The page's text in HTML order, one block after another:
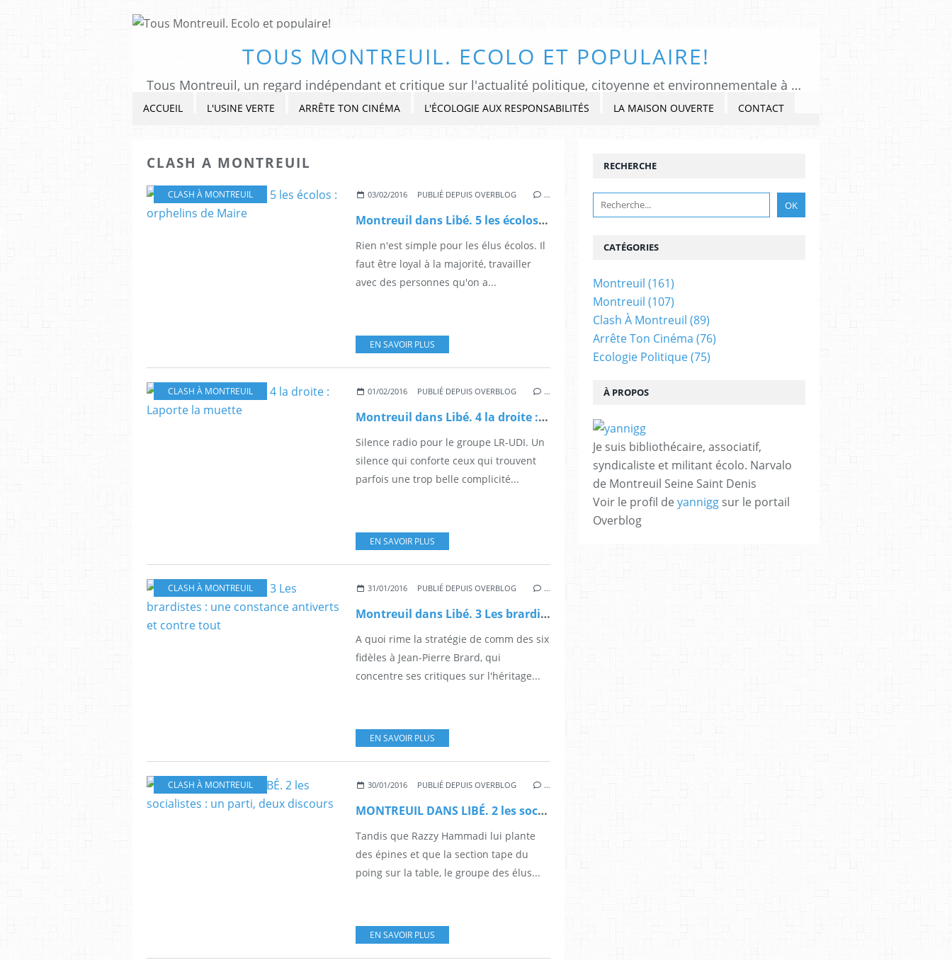
TOUS MONTREUIL. ECOLO ET POPULAIRE!
Tous Montreuil, un regard indépendant et critique sur l'actualité politique, citoyenne et environnementale à Montreuil sous Bois, Seine-Saint-Denis. Veiller, Lancer l'alerte, commenter et critiquer l'exercice du pouvoir, s'impliquer dans la Cité, au présent et au futur!
ACCUEIL L'USINE VERTE ARRÊTE TON CINÉMA L'ÉCOLOGIE AUX RESPONSABILITÉS LA MAISON OUVERTE CONTACT
CLASH A MONTREUIL
CLASH À MONTREUIL 03/02/2016 PUBLIÉ DEPUIS OVERBLOG …
Montreuil dans Libé. 5 les écolos : orphelins de Maire
Rien n'est simple pour les élus écolos. Il
faut être loyal à la majorité, travailler
avec des personnes qu'on a...
EN SAVOIR PLUS
CLASH À MONTREUIL 01/02/2016 PUBLIÉ DEPUIS OVERBLOG …
Montreuil dans Libé. 4 la droite : Laporte la muette
Silence radio pour le groupe LR-UDI. Un
silence qui conforte ceux qui trouvent
parfois une trop belle complicité...
EN SAVOIR PLUS
CLASH À MONTREUIL 31/01/2016 PUBLIÉ DEPUIS OVERBLOG …
Montreuil dans Libé. 3 Les brardistes : une constance antiverts et contre tout
A quoi rime la stratégie de comm des six
fidèles à Jean-Pierre Brard, qui
concentre ses critiques sur l'héritage...
EN SAVOIR PLUS
CLASH À MONTREUIL 30/01/2016 PUBLIÉ DEPUIS OVERBLOG …
MONTREUIL DANS LIBÉ. 2 les socialistes : un parti, deux discours
Tandis que Razzy Hammadi lui plante
des épines et que la section tape du
poing sur la table, le groupe des élus...
EN SAVOIR PLUS
RECHERCHE
À PROPOS
Je suis bibliothécaire, associatif,
syndicaliste et militant écolo. Narvalo
de Montreuil Seine Saint Denis
Voir le profil de yannigg sur le portail
Overblog
CATÉGORIES
Montreuil (161)
Montreuil (107)
Clash À Montreuil (89)
Arrête Ton Cinéma (76)
Ecologie Politique(75)